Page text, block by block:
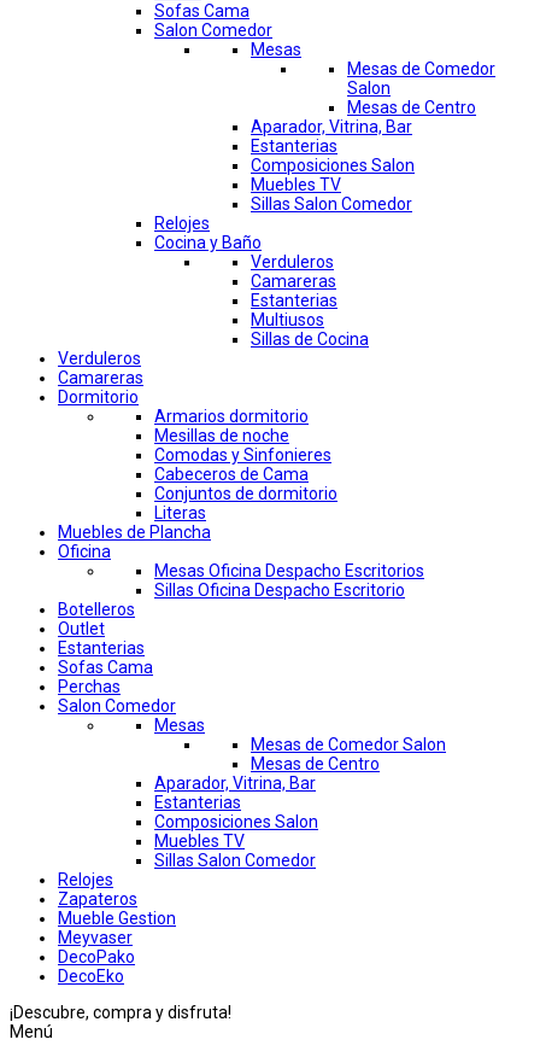
Sofas Cama
Salon Comedor
Mesas
Mesas de Comedor
Salon
Mesas de Centro
Aparador, Vitrina, Bar
Estanterias
Composiciones Salon
Muebles TV
Sillas Salon Comedor
Relojes
Cocina y Baño
Verduleros
Camareras
Estanterias
Multiusos
Sillas de Cocina
Verduleros
Camareras
Dormitorio
Armarios dormitorio
Mesillas de noche
Comodas y Sinfonieres
Cabeceros de Cama
Conjuntos de dormitorio
Literas
Muebles de Plancha
Oficina
Mesas Oficina Despacho Escritorios
Sillas Oficina Despacho Escritorio
Botelleros
Outlet
Estanterias
Sofas Cama
Perchas
Salon Comedor
Mesas
Mesas de Comedor Salon
Mesas de Centro
Aparador, Vitrina, Bar
Estanterias
Composiciones Salon
Muebles TV
Sillas Salon Comedor
Relojes
Zapateros
Mueble Gestion
Meyvaser
DecoPako
DecoEko
¡Descubre, compra y disfruta!
Menú